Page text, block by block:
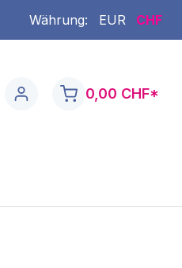
Währung: EUR CHF
0,00 CHF*